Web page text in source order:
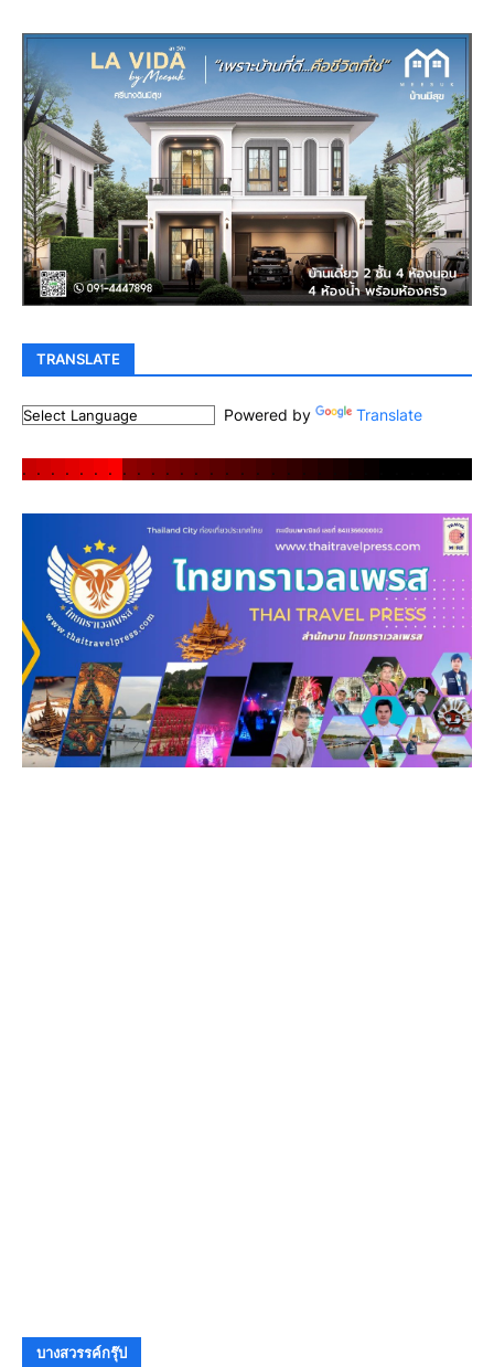
TRANSLATE
Powered by Translate
. . . . . . . . . . . . . . . . . .
บางสวรรค์กรุ๊ป